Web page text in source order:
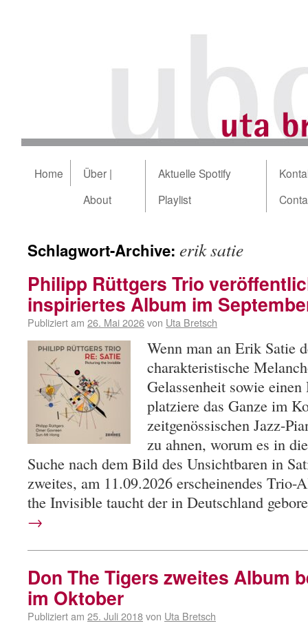
Home
Über |
About
Aktuelle Spotify
Playlist
Schlagwort-Archive: erik satie
Philipp Rüttgers Trio
inspiriertes Album im
Publiziert am 26. Mai 2026von Uta Bretsch
Wenn man an Erik Satie
charakteristische
Gelassenheit sowie
platziere das Ganze im
zeitgenössischen Jazz-
zu ahnen, worum es in
Suche nach dem Bild des Unsichtbaren in
zweites, am 11.09.2026 erscheinendes Trio-
the Invisible taucht der in Deutschland
→
Don The Tigers zweites Album
im Oktober
Publiziert am 25. Juli 2018von Uta Bretsch